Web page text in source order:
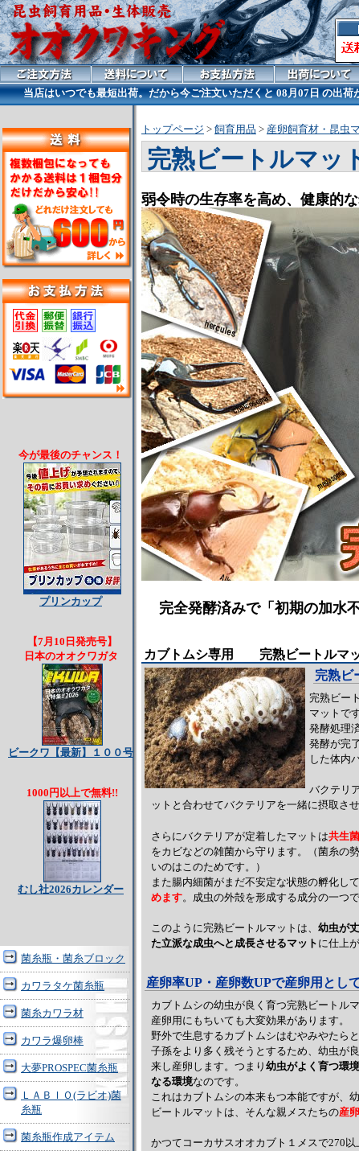
トップページ > 飼育用品 > 産卵飼育材・昆虫
完熟ビートルマッ
弱令時の生存率を高め、健康的
完全発酵済みで「初期の加水
カブトムシ専用 完熟ビートルマ
完熟ビ
完熟ビー
マットで
発酵処理済
発酵が完
した体内
バクテリ
ットと合わせてバクテリアを一緒に摂取さ
さらにバクテリアが定着したマットは共生
をカビなどの雑菌から守ります。（菌糸の
いのはこのためです。）
また腸内細菌がまだ不安定な状態の孵化し
めます。成虫の外殻を形成する成分の一つ
このように完熟ビートルマットは、 幼虫が
た立派な成虫へと成長させるマット に仕上
産卵率UP・産卵数UPで産卵用とし
カブトムシの幼虫が良く育つ完熟ビートル
産卵用にもちいても大変効果があります。
野外で生息するカブトムシはむやみやたら
子孫をより多く残そうとするため、幼虫が
来し産卵します。つまり 幼虫がよく育つ環
なる環境なのです。
これはカブトムシの本来もつ本能ですが、
ビートルマットは、そんな親メスたちの産
かつてコーカサスオオカブト１メスで270
今が最後のチャンス！
プリンカップ
【7月10日発売号】
日本のオオクワガタ
ビークワ【最新】１００号
1000円以上で無料!!
むし社2026カレンダー
菌糸瓶・菌糸ブロック
カワラタケ菌糸瓶
菌糸カワラ材
カワラ爆卵棒
大夢PROSPEC菌糸瓶
ＬＡＢＩＯ(ラビオ)菌
糸瓶
菌糸瓶作成アイテム
当店はいつでも最短出荷。だから今ご注文いただくと08月07日 の出荷